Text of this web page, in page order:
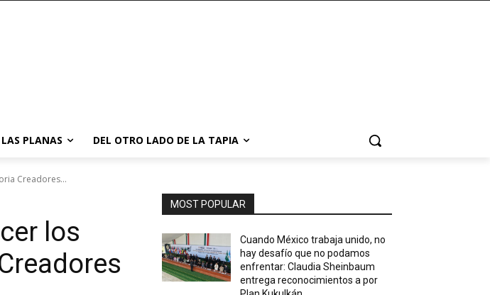
LAS PLANAS DEL OTRO LADO DE LA TAPIA
Creadores...
los
MOST POPULAR
Cuando México trabaja unido, no
hay desafío que no podamos
enfrentar: Claudia Sheinbaum
entrega reconocimientos a por